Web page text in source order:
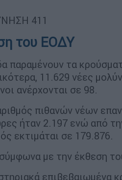
411
του ΕΟΔΥ
παραμένουν τα
11.629 νέες
ανέρχονται σε 98.
πιθανών νέων
ήταν 2.197 ενώ από
εκτιμάται σε 179.876.
με την έκθεση
επιβεβαιωμένα